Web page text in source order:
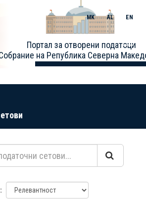
Портал за отворени податоци
на Република Северна
MK AL EN
Toggle